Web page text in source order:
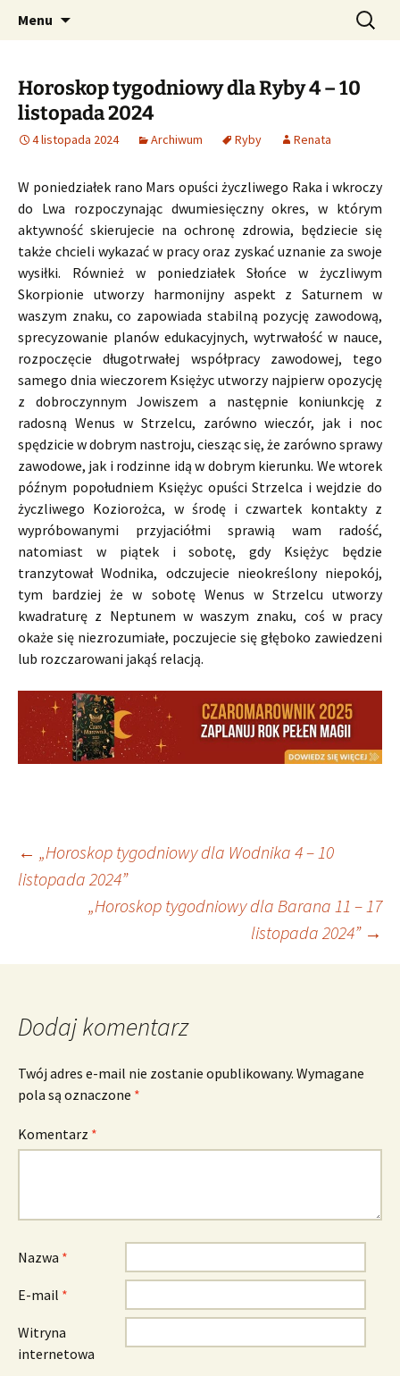
CzaroMarowy horoskop
dzienny, miesięczny i
tygodniowy
Profesjonalne przepowiednie astrologiczne
Menu Szukaj:
Horoskop tygodniowy dla Ryby 4 – 10
listopada 2024
4 listopada 2024 Archiwum Ryby Renata
W poniedziałek rano Mars opuści życzliwego Raka i wkroczy
do Lwa rozpoczynając dwumiesięczny okres, w którym
aktywność skierujecie na ochronę zdrowia, będziecie się
także chcieli wykazać w pracy oraz zyskać uznanie za swoje
wysiłki. Również w poniedziałek Słońce w życzliwym
Skorpionie utworzy harmonijny aspekt z Saturnem w
waszym znaku, co zapowiada stabilną pozycję zawodową,
sprecyzowanie planów edukacyjnych, wytrwałość w nauce,
rozpoczęcie długotrwałej współpracy zawodowej, tego
samego dnia wieczorem Księżyc utworzy najpierw opozycję
z dobroczynnym Jowiszem a następnie koniunkcję z
radosną Wenus w Strzelcu, zarówno wieczór, jak i noc
spędzicie w dobrym nastroju, ciesząc się, że zarówno sprawy
zawodowe, jak i rodzinne idą w dobrym kierunku. We wtorek
późnym popołudniem Księżyc opuści Strzelca i wejdzie do
życzliwego Koziorożca, w środę i czwartek kontakty z
wypróbowanymi przyjaciółmi sprawią wam radość,
natomiast w piątek i sobotę, gdy Księżyc będzie
tranzytował Wodnika, odczujecie nieokreślony niepokój,
tym bardziej że w sobotę Wenus w Strzelcu utworzy
kwadraturę z Neptunem w waszym znaku, coś w pracy
okaże się niezrozumiałe, poczujecie się głęboko zawiedzeni
lub rozczarowani jakąś relacją.
Nawigacja
wpisu
← „Horoskop tygodniowy dla Wodnika 4 – 10
listopada 2024”
„Horoskop tygodniowy dla Barana 11 – 17
listopada 2024” →
Dodaj komentarz
Twój adres e-mail nie zostanie opublikowany. Wymagane
pola są oznaczone *
Komentarz *
Nazwa *
E-mail *
Witryna
internetowa